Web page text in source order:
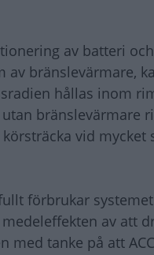
av batteri
av bränslevärmare,
hållas inom
bränslevärmare
vid mycket
förbrukar
av att
med tanke på att ACC